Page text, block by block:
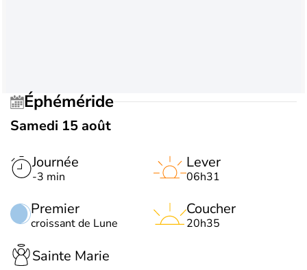
Éphéméride
Samedi 15 août
Journée
-3 min
Premier
croissant de Lune
Lever
06h31
Coucher
20h35
Sainte Marie